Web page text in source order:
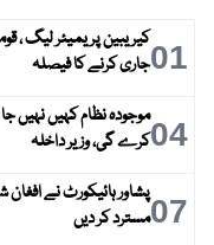
01جاری کرنے کا فیصلہ
04موجودہ نظام کہیں نہیں
کرے گی، وزیر داخلہ
07پشاور ہائیکورٹ نے
مسترد کر دیں